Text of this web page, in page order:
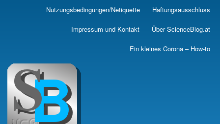
Skip
main
Nutzungsbedingungen/Netiquette Haftungsausschluss
Impressum und Kontakt Über ScienceBlog.at
Ein kleines Corona – How-to